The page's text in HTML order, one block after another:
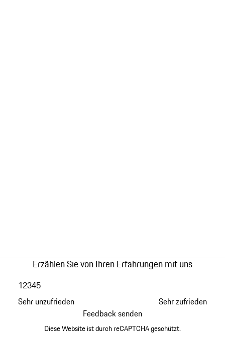
Erzählen Sie von Ihren Erfahrungen mit uns
Sehr unzufrieden
12345
Sehr zufrieden
Feedback senden
Diese Website ist durch reCAPTCHA geschützt.